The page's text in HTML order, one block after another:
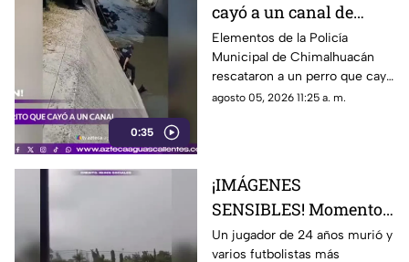
0:35
cayó a un canal de
aguas negras en
Chimalhuacán
Elementos de la Policía
Municipal de Chimalhuacán
rescataron a un perro que cayó
a un canal de aguas negras,
agosto 05, 2026 11:25 a. m.
¡IMÁGENES
SENSIBLES! Momento
en el que rayo cae
Un jugador de 24 años murió y
varios futbolistas más